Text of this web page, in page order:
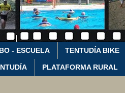
- ESCUELA TENTUDÍA BIKE
PLATAFORMA RURAL